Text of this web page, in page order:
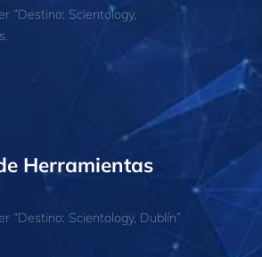
“Destino: Scientology,
Herramientas
“Destino: Scientology, Dublín”